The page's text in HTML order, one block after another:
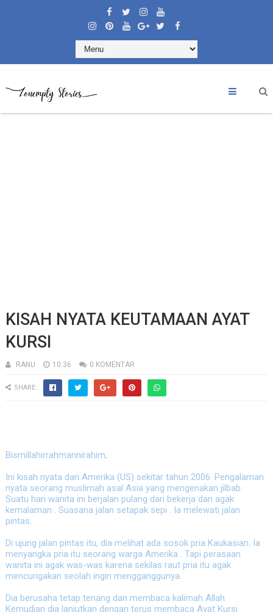
KISAH NYATA KEUTAMAAN AYAT
KURSI
RANU 10:36 0 KOMENTAR
SHARE:
Bismillahirrahmannirahim,
Ini kisah nyata dari Amerika (US) sekitar tahun 2006. Pengalaman
nyata seorang muslimah asal Asia yang mengenakan jilbab.
Suatu hari wanita ini berjalan pulang dari bekerja dan agak
kemalaman . Suasana jalan setapak sepi . Ia melewati jalan
pintas.
Di ujung jalan pintas itu, dia melihat ada sosok pria Kaukasian. Ia
menyangka pria itu seorang warga Amerika . Tapi perasaan
wanita ini agak was-was karena sekilas raut pria itu agak
mencurigakan seolah ingin mengganggunya.
Dia berusaha tetap tenang dan membaca kalimah Allah.
Kemudian dia lanjutkan dengan terus membaca Ayat Kursi